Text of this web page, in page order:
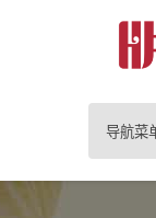
导航菜